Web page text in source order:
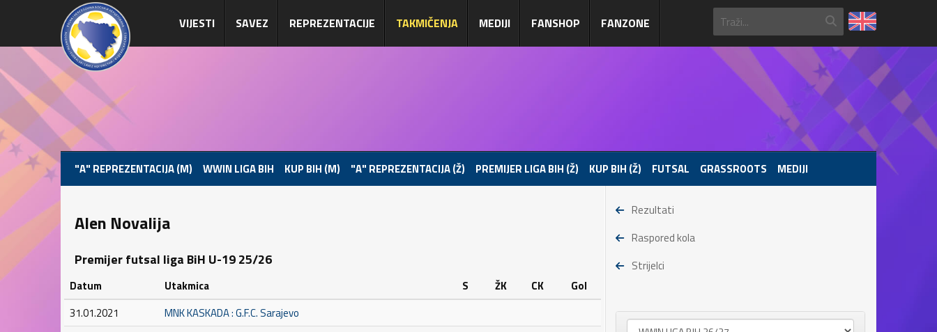
VIJESTI SAVEZ REPREZENTACIJE TAKMIČENJA MEDIJI FANSHOP FANZONE
"A" REPREZENTACIJA (M) WWIN LIGA BIH KUP BIH (M) "A" REPREZENTACIJA (Ž) PREMIJER LIGA BIH (Ž) KUP BIH (Ž) FUTSAL GRASSROOTS MEDIJI
Alen Novalija
Premijer futsal liga BiH U-19 25/26
Datum Utakmica S ŽK CK
Gol
31.01.2021
MNK KASKADA : G.F.C. Sarajevo
Rezultati
Raspored kola
Strijelci